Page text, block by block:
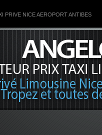
PRIVE NICE AEROPORT ANTIBES